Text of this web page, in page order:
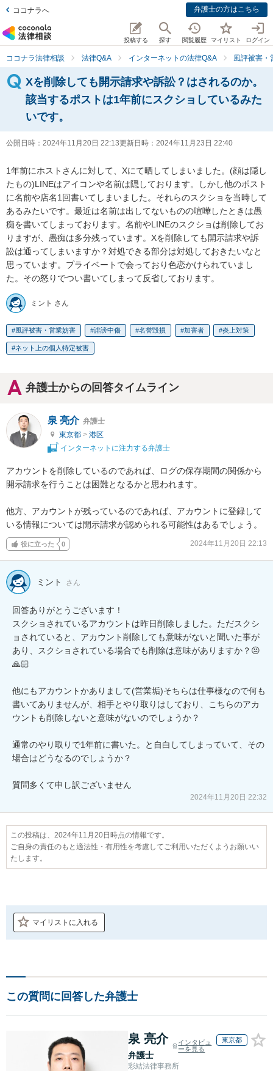
ココナラへ 弁護士の方はこちら
投稿する 探す 閲覧履歴 マイリスト ログイン
ココナラ法律相談 法律Q&A インターネットの法律Q&A 風評被害・
Xを削除しても開示請求や訴訟？はされるのか。
該当するポストは1年前にスクショしているみた
いです。
公開日時： 2024年11月20日 22:13更新日時： 2024年11月23日 22:40
1年前にホストさんに対して、Xにて晒してしまいました。(顔は隠し
たもの)LINEはアイコンや名前は隠しております。しかし他のポスト
に名前や店名1回書いてしまいました。それらのスクショを当時して
あるみたいです。最近は名前は出してないものの喧嘩したときは愚
痴を書いてしまっております。名前やLINEのスクショは削除してお
りますが、愚痴は多分残っています。Xを削除しても開示請求や訴
訟は通ってしまいますか？対処できる部分は対処しておきたいなと
思っています。プライベートで会っており色恋かけられていまし
た。その怒りでつい書いてしまって反省しております。
ミント さん
風評被害・営業妨害 誹謗中傷 名誉毀損 加害者 炎上対策
ネット上の個人特定被害
弁護士からの回答タイムライン
泉 亮介 弁護士
東京都 > 港区
インターネットに注力する弁護士
アカウントを削除しているのであれば、ログの保存期間の関係から
開示請求を行うことは困難となるかと思われます。
他方、アカウントが残っているのであれば、アカウントに登録して
いる情報については開示請求が認められる可能性はあるでしょう。
役に立った 0 2024年11月20日 22:13
ミント さん
回答ありがとうございます！
スクショされているアカウントは昨日削除しました。ただスクシ
ョされていると、アカウント削除しても意味がないと聞いた事が
あり、スクショされている場合でも削除は意味がありますか？😣
🙏🏻
他にもアカウントかありまして(営業垢)そちらは仕事様なので何も
書いてありませんが、相手とやり取りはしており、こちらのアカ
ウントも削除しないと意味がないのでしょうか？
通常のやり取りで1年前に書いた。と自白してしまっていて、その
場合はどうなるのでしょうか？
質問多くて申し訳ございません
2024年11月20日 22:32
この投稿は、2024年11月20日時点の情報です。
ご自身の責任のもと適法性・有用性を考慮してご利用いただくようお願いい
たします。
マイリストに入れる
この質問に回答した弁護士
泉 亮介
弁護士
インタビュ
ーを見る
東京都
彩結法律事務所